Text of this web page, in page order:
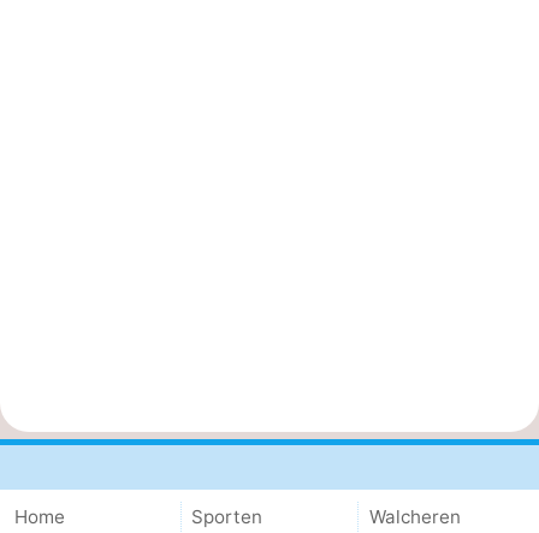
Home
Sporten
Walcheren